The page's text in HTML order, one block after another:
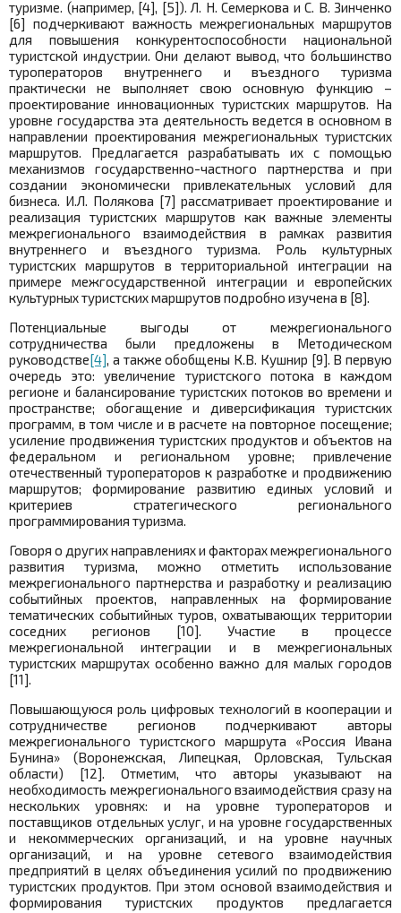
туризме. (например, [4], [5]). Л. Н. Семеркова и С. В. Зинченко
[6] подчеркивают важность межрегиональных маршрутов
для повышения конкурентоспособности национальной
туристской индустрии. Они делают вывод, что большинство
туроператоров внутреннего и въездного туризма
практически не выполняет свою основную функцию –
проектирование инновационных туристских маршрутов. На
уровне государства эта деятельность ведется в основном в
направлении проектирования межрегиональных туристских
маршрутов. Предлагается разрабатывать их с помощью
механизмов государственно-частного партнерства и при
создании экономически привлекательных условий для
бизнеса. И.Л. Полякова [7] рассматривает проектирование и
реализация туристских маршрутов как важные элементы
межрегионального взаимодействия в рамках развития
внутреннего и въездного туризма. Роль культурных
туристских маршрутов в территориальной интеграции на
примере межгосударственной интеграции и европейских
культурных туристских маршрутов подробно изучена в [8].
Потенциальные выгоды от межрегионального
сотрудничества были предложены в Методическом
руководстве[4], а также обобщены К.В. Кушнир [9]. В первую
очередь это: увеличение туристского потока в каждом
регионе и балансирование туристских потоков во времени и
пространстве; обогащение и диверсификация туристских
программ, в том числе и в расчете на повторное посещение;
усиление продвижения туристских продуктов и объектов на
федеральном и региональном уровне; привлечение
отечественный туроператоров к разработке и продвижению
маршрутов; формирование развитию единых условий и
критериев стратегического регионального
программирования туризма.
Говоря о других направлениях и факторах межрегионального
развития туризма, можно отметить использование
межрегионального партнерства и разработку и реализацию
событийных проектов, направленных на формирование
тематических событийных туров, охватывающих территории
соседних регионов [10]. Участие в процессе
межрегиональной интеграции и в межрегиональных
туристских маршрутах особенно важно для малых городов
[11].
Повышающуюся роль цифровых технологий в кооперации и
сотрудничестве регионов подчеркивают авторы
межрегионального туристского маршрута «Россия Ивана
Бунина» (Воронежская, Липецкая, Орловская, Тульская
области) [12]. Отметим, что авторы указывают на
необходимость межрегионального взаимодействия сразу на
нескольких уровнях: и на уровне туроператоров и
поставщиков отдельных услуг, и на уровне государственных
и некоммерческих организаций, и на уровне научных
организаций, и на уровне сетевого взаимодействия
предприятий в целях объединения усилий по продвижению
туристских продуктов. При этом основой взаимодействия и
формирования туристских продуктов предлагается